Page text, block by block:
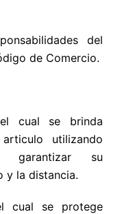
del
de Comercio.
el cual se brinda
utilizando
garantizar su
y la distancia.
cual se protege